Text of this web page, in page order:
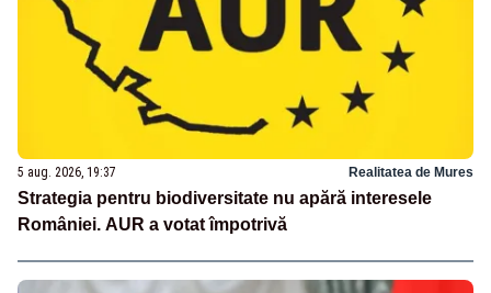
5 aug. 2026, 19:37 Realitatea de Mures
Strategia pentru biodiversitate nu apără interesele
României. AUR a votat împotrivă